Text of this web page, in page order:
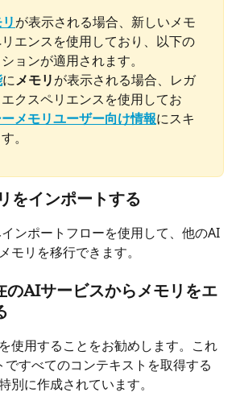
が表示される場合、新しいメモ
エンスを使用しており、以下の
ョンが適用されます。
にメモリが表示される場合、レガ
クスペリエンスを使用してお
メモリユーザー向け情報にスキ
。
をインポートする
ンポートフローを使用して、他のAI
モリを移行できます。
のAIサービスからメモリをエ
使用することをお勧めします。これ
ですべてのコンテキストを取得する
別に作成されています。